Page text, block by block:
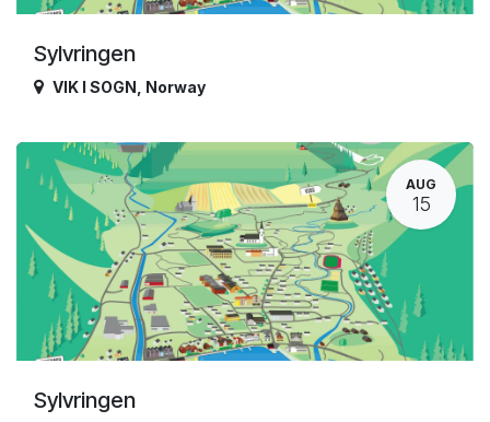
Sylvringen
VIK I SOGN Norway
AUG
15
Sylvringen